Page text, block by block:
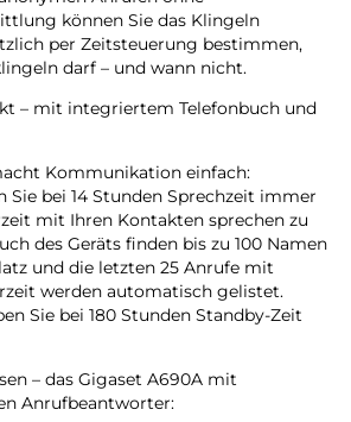
können Sie das Klingeln
per Zeitsteuerung bestimmen,
darf – und wann nicht.
– mit integriertem Telefonbuch und
Kommunikation einfach:
Sie bei 14 Stunden Sprechzeit immer
mit Ihren Kontakten sprechen zu
des Geräts finden bis zu 100 Namen
und die letzten 25 Anrufe mit
werden automatisch gelistet.
Sie bei 180 Stunden Standby-Zeit
– das Gigaset A690A mit
Anrufbeantworter: